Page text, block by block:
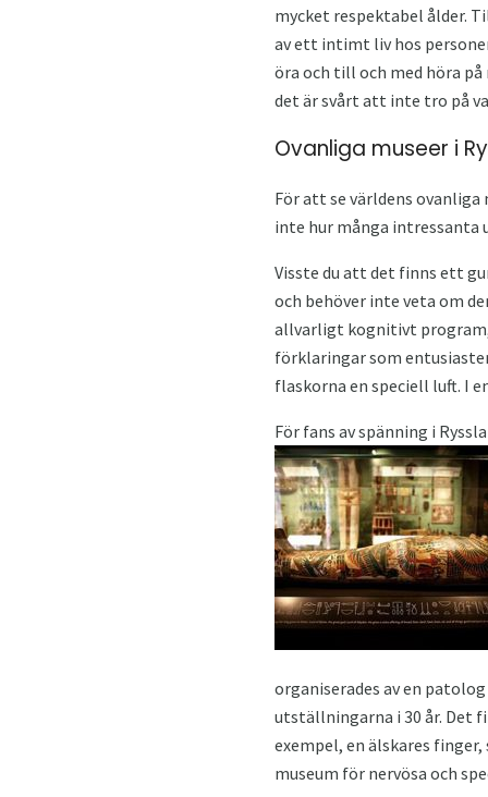
mycket respektabel ålder.
av ett intimt liv hos
öra och till och med höra
det är svårt att inte tro på
Ovanliga museer i
För att se världens ovanliga
inte hur många intressanta
Visste du att det finns ett
och behöver inte veta om
allvarligt kognitivt program,
förklaringar som
flaskorna en speciell luft. I
För fans av spänning i
organiserades av en
utställningarna i 30 år. Det
exempel, en älskares
museum för nervösa och